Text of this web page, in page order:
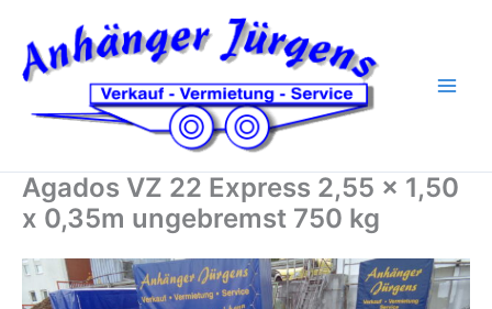
Inhalt
springen
Agados VZ 22 Express 2,55 x 1,50
x 0,35m ungebremst 750 kg